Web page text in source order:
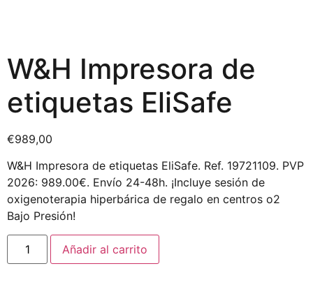
W&H Impresora de
etiquetas EliSafe
€989,00
W&H Impresora de etiquetas EliSafe. Ref. 19721109. PVP
2026: 989.00€. Envío 24-48h. ¡Incluye sesión de
oxigenoterapia hiperbárica de regalo en centros o2
Bajo Presión!
Añadir al carrito